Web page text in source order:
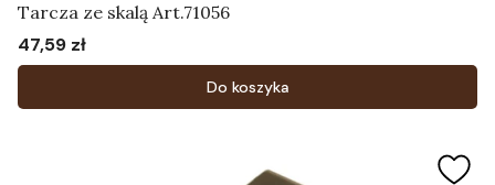
Tarcza ze skalą Art.71056
Cena
47,59 zł
Do koszyka